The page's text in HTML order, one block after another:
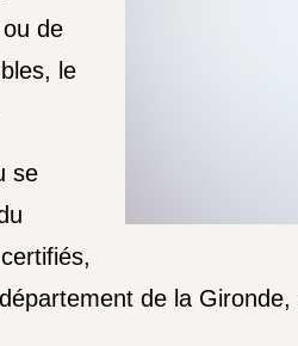
de
le
se
de la